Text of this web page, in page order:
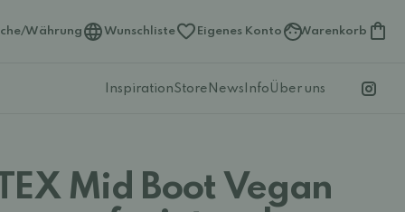
Währung Wunschliste Eigenes Konto Warenkorb
InspirationStore News Info Über uns
Mid Boot Vegan